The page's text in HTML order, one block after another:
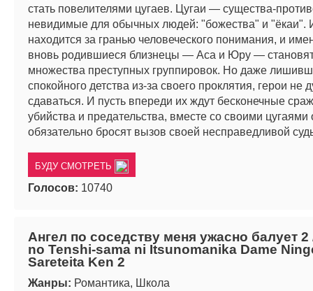
стать повелителями цугаев. Цугаи — существа-
невидимые для обычных людей: "божества" и "ёкаи".
находится за гранью человеческого понимания, и
вновь родившиеся близнецы — Аса и Юру —
множества преступных группировок. Но даже
спокойного детства из-за своего проклятия, герои не
сдаваться. И пусть впереди их ждут бесконечные
убийства и предательства, вместе со своими цугаями
обязательно бросят вызов своей несправедливой
БУДУ СМОТРЕТЬ
Голосов: 10740
Ангел по соседству меня ужасно балует 2
no Tenshi-sama ni Itsunomanika Dame
Sareteita Ken 2
Жанры: Романтика, Школа